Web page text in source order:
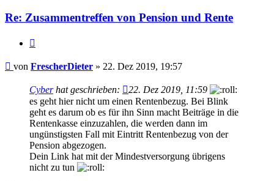
Re: Zusammentreffen von Pension und Rente
Beitrag
von FrescherDieter » 22. Dez 2019, 19:57
Cyberhat geschrieben:
22. Dez 2019, 11:59
es geht hier nicht um einen Rentenbezug. Bei Blink
geht es darum ob es für ihn Sinn macht Beiträge in die
Rentenkasse einzuzahlen, die werden dann im
ungünstigsten Fall mit Eintritt Rentenbezug von der
Pension abgezogen.
Dein Link hat mit der Mindestversorgung übrigens
nicht zu tun